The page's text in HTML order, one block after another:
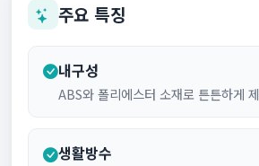
주요 특징
내구성
ABS와 폴리에스터 소재로 튼튼하게
생활방수